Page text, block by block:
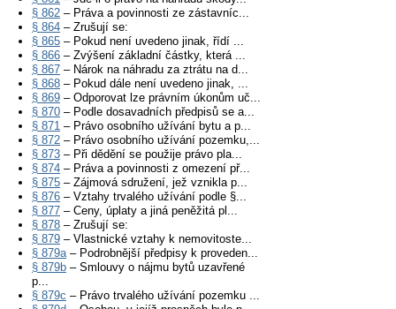
§ 862 – Práva a povinnosti ze zástavníc...
§ 864 – Zrušují se:
§ 865 – Pokud není uvedeno jinak, řídí ...
§ 866 – Zvýšení základní částky, která ...
§ 867 – Nárok na náhradu za ztrátu na d...
§ 868 – Pokud dále není uvedeno jinak, ...
§ 869 – Odporovat lze právním úkonům uč...
§ 870 – Podle dosavadních předpisů se a...
§ 871 – Právo osobního užívání bytu a p...
§ 872 – Právo osobního užívání pozemku,...
§ 873 – Při dědění se použije právo pla...
§ 874 – Práva a povinnosti z omezení př...
§ 875 – Zájmová sdružení, jež vznikla p...
§ 876 – Vztahy trvalého užívání podle §...
§ 877 – Ceny, úplaty a jiná peněžitá pl...
§ 878 – Zrušují se:
§ 879 – Vlastnické vztahy k nemovitoste...
§ 879a– Podrobnější předpisy k proveden...
§ 879b – Smlouvy o nájmu bytů uzavřené
p...
§ 879c – Právo trvalého užívání pozemku ...